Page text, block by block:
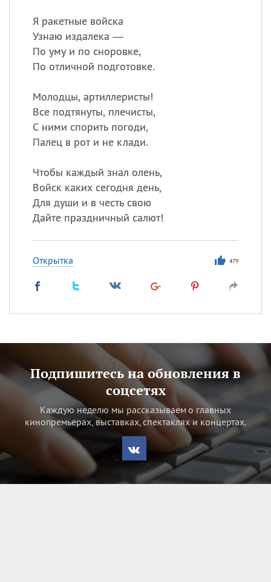
Я ракетные войска
Узнаю издалека —
По уму и по сноровке,
По отличной подготовке.
Молодцы, артиллеристы!
Все подтянуты, плечисты,
С ними спорить погоди,
Палец в рот и не клади.
Чтобы каждый знал олень,
Войск каких сегодня день,
Для души и в честь свою
Дайте праздничный салют!
Открытка 479
Подпишитесь на обновления в
соцсетях
Каждую неделю мы рассказываем о главных
кинопремьерах, выставках, спектаклях и концертах.